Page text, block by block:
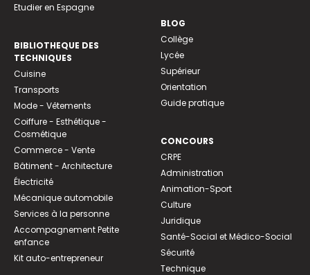
Etudier en Espagne
BIBLIOTHEQUE DES
TECHNIQUES
Cuisine
Transports
Mode - Vêtements
Coiffure - Esthétique -
Cosmétique
Commerce - Vente
Bâtiment - Architecture
Électricité
Mécanique automobile
Services à la personne
Accompagnement Petite
enfance
Kit auto-entrepreneur
BLOG
Collège
Lycée
Supérieur
Orientation
Guide pratique
CONCOURS
CRPE
Administration
Animation-Sport
Culture
Juridique
Santé-Social et Médico-Social
Sécurité
Technique